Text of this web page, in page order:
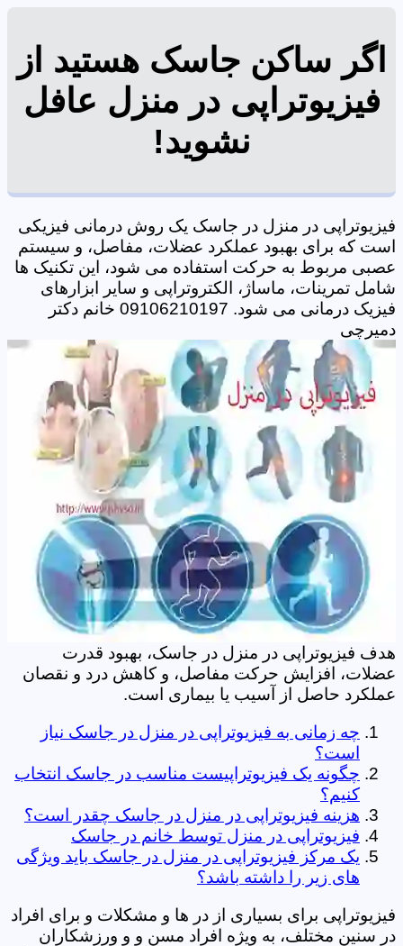
اگر ساکن جاسک هستید از
فیزیوتراپی در منزل عافل
نشوید!
فیزیوتراپی در منزل در جاسک یک روش درمانی فیزیکی
است که برای بهبود عملکرد عضلات، مفاصل، و سیستم
عصبی مربوط به حرکت استفاده می شود، این تکنیک ها
شامل تمرینات، ماساژ، الکتروتراپی و سایر ابزارهای
فیزیک درمانی می شود. 09106210197 خانم دکتر
دمیرچی
هدف فیزیوتراپی در منزل در جاسک، بهبود قدرت
عضلات، افزایش حرکت مفاصل، و کاهش درد و نقصان
عملکرد حاصل از آسیب یا بیماری است.
چه زمانی به فیزیوتراپی در منزل در جاسک نیاز
است؟
چگونه یک فیزیوتراپیست مناسب در جاسک انتخاب
کنیم؟
هزینه فیزیوتراپی در منزل در جاسک چقدر است؟
فیزیوتراپی در منزل توسط خانم در جاسک
یک مرکز فیزیوتراپی در منزل در جاسک باید ویژگی
های زیر را داشته باشد؟
فیزیوتراپی برای بسیاری از در ها و مشکلات و برای افراد
در سنین مختلف، به ویژه افراد مسن و و ورزشکاران